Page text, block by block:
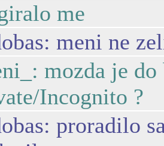
me
meni ne
mozda je do
Incognito ?
proradilo